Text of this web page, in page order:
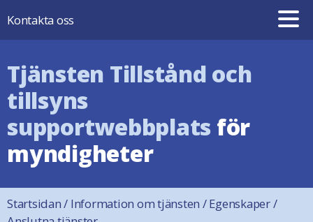
Kontakta oss
Tjänsten Tillstånd och
tillsyns
supportwebbplats för
myndigheter
Startsidan/ Information om tjänsten /Egenskaper/